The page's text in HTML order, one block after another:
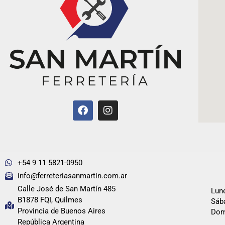
+54 9 11 5821-0950
info@ferreteriasanmartin.com.ar
Calle José de San Martín 485
B1878 FQI, Quilmes
Provincia de Buenos Aires
República Argentina